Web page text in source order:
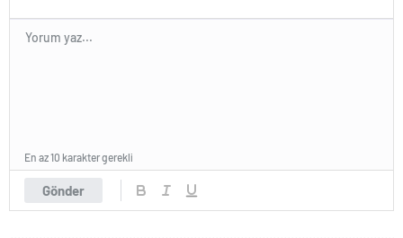
Gönder
En az 10 karakter gerekli